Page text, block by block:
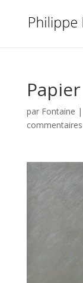
Papier
par Fontaine |
commentaires